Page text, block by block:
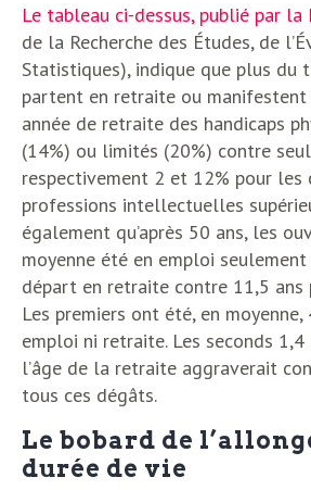
Le tableau ci-dessus, publié par la
de la Recherche des Études, de
Statistiques), indique que plus du
partent en retraite ou manifestent
année de retraite des handicaps
(14%) ou limités (20%) contre
respectivement 2 et 12% pour les
professions intellectuelles
également qu’après 50 ans, les
moyenne été en emploi
départ en retraite contre 11,5 ans
Les premiers ont été, en moyenne,
emploi ni retraite. Les seconds 1,4
l’âge de la retraite aggraverait
tous ces dégâts.
Le bobard de
durée de vie